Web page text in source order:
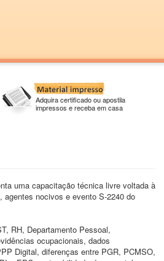
Adquira certificado ou apostila
impressos e receba em casa
uma capacitação técnica livre voltada à
agentes nocivos e evento S-2240 do
RH, Departamento Pessoal,
ocupacionais, dados
Digital, diferenças entre PGR, PCMSO,